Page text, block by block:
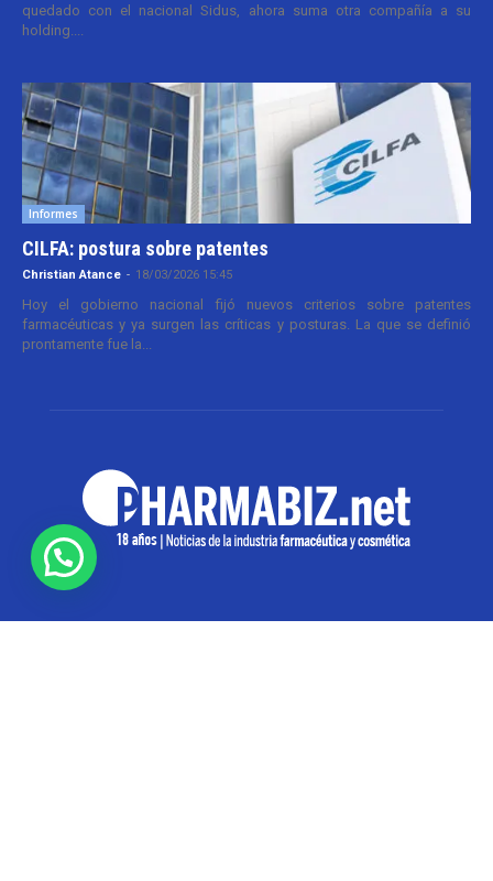
quedado con el nacional Sidus, ahora suma otra compañía a su
holding....
Informes
CILFA: postura sobre patentes
Christian Atance - 18/03/2026 15:45
Hoy el gobierno nacional fijó nuevos criterios sobre patentes
farmacéuticas y ya surgen las críticas y posturas. La que se definió
prontamente fue la...
SOBRE NOSOTROS